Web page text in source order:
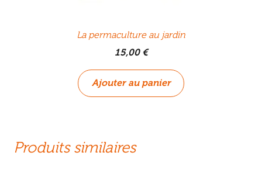
La permaculture au jardin
15,00 €
Ajouter au panier
Produits similaires